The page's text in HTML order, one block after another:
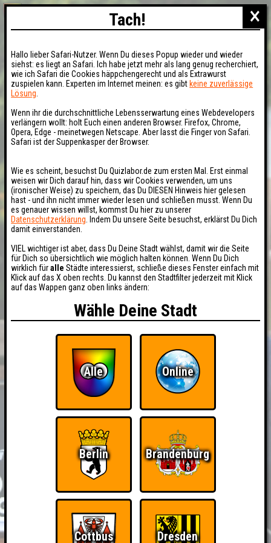
×
Tach!
Hallo lieber Safari-Nutzer. Wenn Du dieses Popup wieder und wieder
siehst: es liegt an Safari. Ich habe jetzt mehr als lang genug recherchiert,
wie ich Safari die Cookies häppchengerecht und als Extrawurst
zuspielen kann. Experten im Internet meinen: es gibt keine zuverlässige
Lösung
Wenn ihr die durchschnittliche Lebensserwartung eines Webdevelopers
verlängern wollt: holt Euch einen anderen Browser. Firefox, Chrome,
Opera, Edge - meinetwegen Netscape. Aber lasst die Finger von Safari.
Safari ist der Suppenkasper der Browser.
Wie es scheint, besuchst Du Quizlabor.de zum ersten Mal. Erst einmal
weisen wir Dich darauf hin, dass wir Cookies verwenden, um uns
(ironischer Weise) zu speichern, das Du DIESEN Hinweis hier gelesen
hast - und ihn nicht immer wieder lesen und schließen musst. Wenn Du
es genauer wissen willst, kommst Du hier zu unserer
Datenschutzerklärung . Indem Du unsere Seite besuchst, erklärst Du Dich
damit einverstanden.
VIEL wichtiger ist aber, dass Du Deine Stadt wählst, damit wir die Seite
für Dich so übersichtlich wie möglich halten können. Wenn Du Dich
wirklich füralle Städte interessierst, schließe dieses Fenster einfach mit
Klick auf das X oben rechts. Du kannst den Stadtfilter jederzeit mit Klick
auf das Wappen ganz oben links ändern:
Wähle Deine Stadt
Alle Online
Berlin Brandenburg
Cottbus Dresden